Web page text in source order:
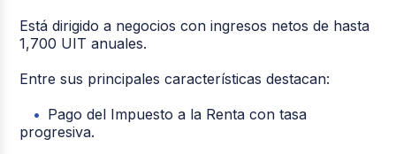
Está dirigido a negocios con ingresos netos de hasta
1,700 UIT anuales.
Entre sus principales características destacan:
Pago del Impuesto a la Renta con tasa
progresiva.